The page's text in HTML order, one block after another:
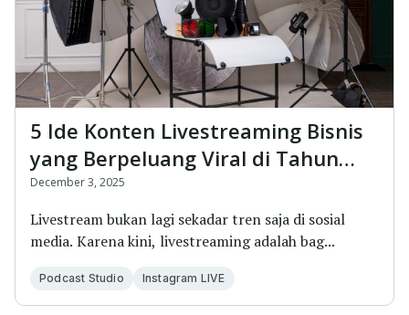
5 Ide Konten Livestreaming Bisnis
yang Berpeluang Viral di Tahun
2026
December 3, 2025
Livestream bukan lagi sekadar tren saja di sosial
media. Karena kini, livestreaming adalah bag...
Podcast Studio Instagram LIVE